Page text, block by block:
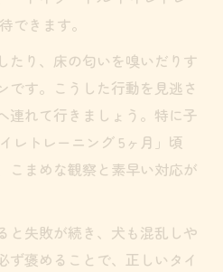
できます。
たり、床の匂いを嗅いだりす
です。こうした行動を見逃さ
連れて行きましょう。特に子
レトレーニング 5ヶ月」頃
こまめな観察と素早い対応が
と失敗が続き、犬も混乱しや
ず褒めることで、正しいタイ